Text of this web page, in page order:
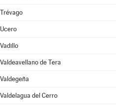
Trévago
Ucero
Vadillo
Valdeavellano de Tera
Valdegeña
Valdelagua del Cerro